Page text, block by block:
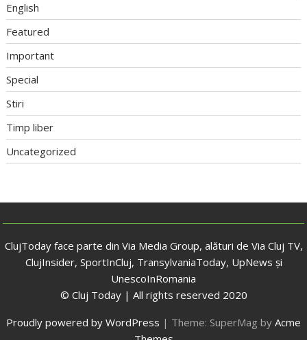
English
Featured
Important
Special
Stiri
Timp liber
Uncategorized
ClujToday face parte din Via Media Group, alături de Via Cluj TV,
ClujInsider, SportInCluj, TransylvaniaToday, UpNews și
UnescoInRomania
© Cluj Today | All rights reserved 2020
Proudly powered by WordPress | Theme: SuperMag by Acme